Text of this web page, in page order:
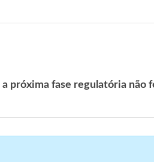
próxima fase regulatória não